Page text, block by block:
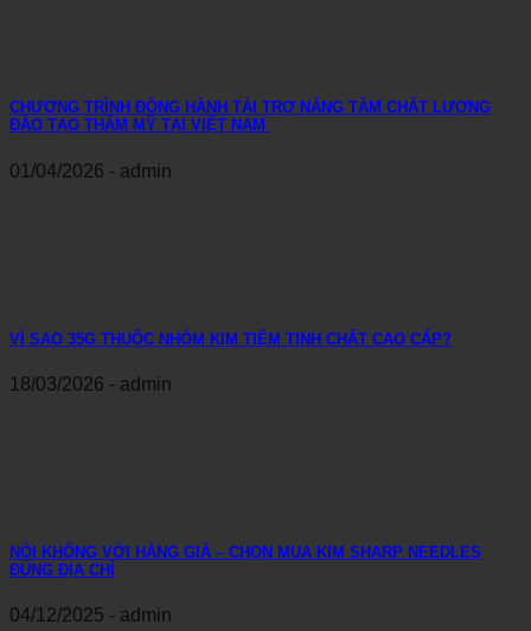
CHƯƠNG TRÌNH ĐỒNG HÀNH TÀI TRỢ NÂNG TẦM CHẤT LƯỢNG
ĐÀO TẠO THẨM MỸ TẠI VIỆT NAM
01/04/2026 - admin
VÌ SAO 35G THUỘC NHÓM KIM TIÊM TINH CHẤT CAO CẤP?
18/03/2026 - admin
NÓI KHÔNG VỚI HÀNG GIẢ – CHỌN MUA KIM SHARP NEEDLES
ĐÚNG ĐỊA CHỈ
04/12/2025 - admin